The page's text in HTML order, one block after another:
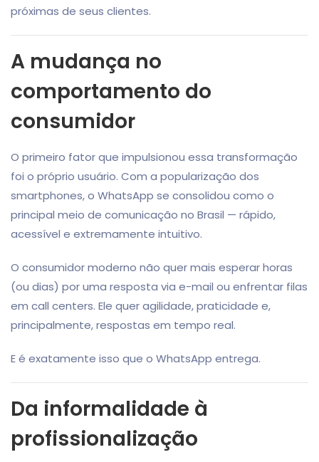
próximas de seus clientes.
A mudança no
comportamento do
consumidor
O primeiro fator que impulsionou essa transformação
foi o próprio usuário. Com a popularização dos
smartphones, o WhatsApp se consolidou como o
principal meio de comunicação no Brasil — rápido,
acessível e extremamente intuitivo.
O consumidor moderno não quer mais esperar horas
(ou dias) por uma resposta via e-mail ou enfrentar filas
em call centers. Ele quer agilidade, praticidade e,
principalmente, respostas em tempo real.
E é exatamente isso que o WhatsApp entrega.
Da informalidade à
profissionalização